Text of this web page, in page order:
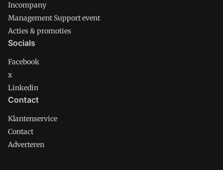
Incompany
Management Support event
Acties & promoties
Socials
Facebook
x
Linkedin
Contact
Klantenservice
Contact
Adverteren